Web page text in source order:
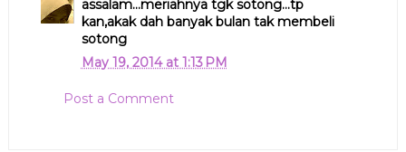
assalam...meriahnya tgk sotong...tp
kan,akak dah banyak bulan tak membeli
sotong
May 19, 2014 at 1:13 PM
Post a Comment